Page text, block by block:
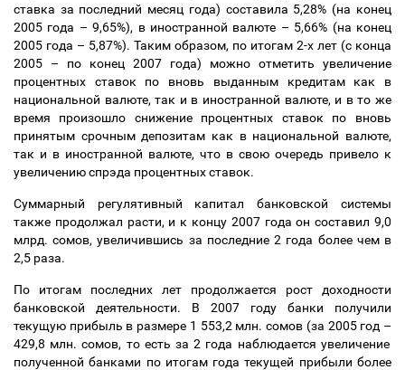
ставка за последний месяц года) составила 5,28% (на конец
2005 года – 9,65%), в иностранной валюте – 5,66% (на конец
2005 года – 5,87%). Таким образом, по итогам 2-х лет (с конца
2005 – по конец 2007 года) можно отметить увеличение
процентных ставок по вновь выданным кредитам как в
национальной валюте, так и в иностранной валюте, и в то же
время произошло снижение процентных ставок по вновь
принятым срочным депозитам как в национальной валюте,
так и в иностранной валюте, что в свою очередь привело к
увеличению спрэда процентных ставок.
Суммарный регулятивный капитал банковской системы
также продолжал расти, и к концу 2007 года он составил 9,0
млрд. сомов, увеличившись за последние 2 года более чем в
2,5 раза.
По итогам последних лет продолжается рост доходности
банковской деятельности. В 2007 году банки получили
текущую прибыль в размере 1 553,2 млн. сомов (за 2005 год –
429,8 млн. сомов, то есть за 2 года наблюдается увеличение
полученной банками по итогам года текущей прибыли более